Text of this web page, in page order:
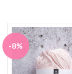
-8%